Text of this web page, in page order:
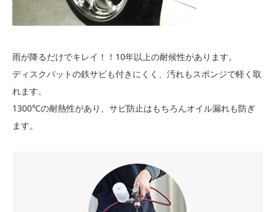
雨が降るだけでキレイ！！10年以上の耐候性があります。
ディスクパットの鉄サビも付きにくく、汚れもスポンジで軽く取
れます。
1300℃の耐熱性があり、サビ防止はもちろんオイル漏れも防ぎ
ます。